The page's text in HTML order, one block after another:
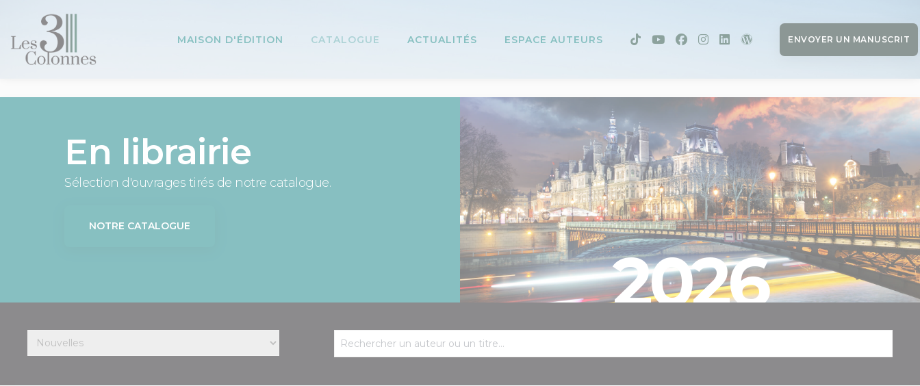
MAISON D'ÉDITION CATALOGUE ACTUALITÉS ESPACE AUTEURS ENVOYER UN MANUSCRIT
En librairie
Sélection d'ouvrages tirés de notre catalogue.
NOTRE CATALOGUE
2026